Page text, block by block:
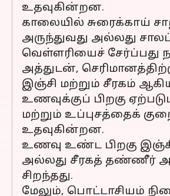
உதவுகின்றன.
காலையில் சுரைக்காய்
அருந்துவது அல்லது
வெள்ளரியைச் சேர்ப்பது
அத்துடன்,
இஞ்சி மற்றும் சீரகம்
உணவுக்குப் பிறகு
மற்றும் உப்புசத்தைக்
உதவுகின்றன.
உணவு உண்ட பிறகு
அல்லது சீரகத் தண்ணீர்
சிறந்தது.
மேலும், பொட்டாசியம்